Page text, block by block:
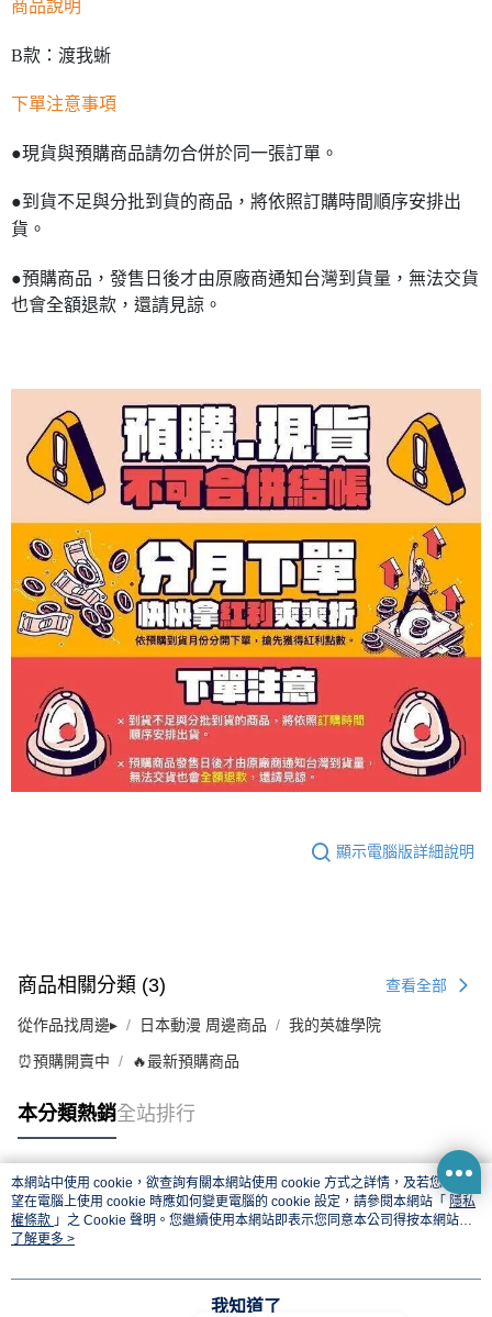
商品說明
B款：渡我蜥
下單注意事項
●現貨與預購商品請勿合併於同一張訂單。
●到貨不足與分批到貨的商品，將依照訂購時間順序安排出
貨。
●預購商品，發售日後才由原廠商通知台灣到貨量，無法交貨
也會全額退款，還請見諒。
顯示電腦版詳細說明
商品相關分類 (3) 查看全部
從作品找周邊▸ 日本動漫 周邊商品 我的英雄學院
⏰預購開賣中 🔥最新預購商品
本分類熱銷全站排行
熱門標籤
本網站中使用 cookie，欲查詢有關本網站使用 cookie 方式之詳情，及若您不希
望在電腦上使用 cookie 時應如何變更電腦的 cookie 設定，請參閱本網站「 隱私
權條款 」之 Cookie 聲明。您繼續使用本網站即表示您同意本公司得按本網站使
用條款之 Cookie 聲明使用 cookie。
了解更多 >
我知道了